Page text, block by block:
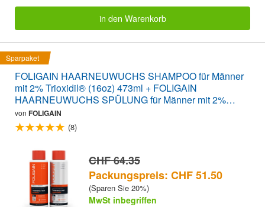
in den Warenkorb
Sparpaket
FOLIGAIN HAARNEUWUCHS SHAMPOO für Männer
mit 2% Trioxidil® (16oz) 473ml + FOLIGAIN
HAARNEUWUCHS SPÜLUNG für Männer mit 2%
Trioxidil® (16oz) 473ml
von FOLIGAIN
(8)
CHF 64.35
Packungspreis: CHF 51.50
(Sparen Sie 20%)
MwSt inbegriffen